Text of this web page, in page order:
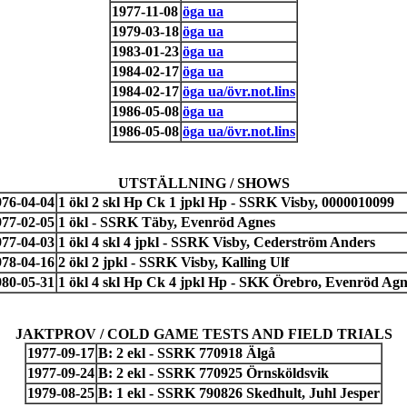
1977-11-08 öga ua
1979-03-18 öga ua
1983-01-23 öga ua
1984-02-17 öga ua
1984-02-17 öga ua/övr.not.lins
1986-05-08 öga ua
1986-05-08 öga ua/övr.not.lins
UTSTÄLLNING / SHOWS
04-04 1 ökl 2 skl Hp Ck 1 jpkl Hp - SSRK Visby, 0000010099
02-05 1 ökl - SSRK Täby, Evenröd Agnes
04-03 1 ökl 4 skl 4 jpkl - SSRK Visby, Cederström Anders
04-16 2 ökl 2 jpkl - SSRK Visby, Kalling Ulf
05-31 1 ökl 4 skl Hp Ck 4 jpkl Hp - SKK Örebro, Evenröd
JAKTPROV / COLD GAME TESTS AND FIELD TRIALS
1977-09-17 B: 2 ekl - SSRK 770918 Älgå
1977-09-24 B: 2 ekl - SSRK 770925 Örnsköldsvik
1979-08-25 B: 1 ekl - SSRK 790826 Skedhult, Juhl Jesper